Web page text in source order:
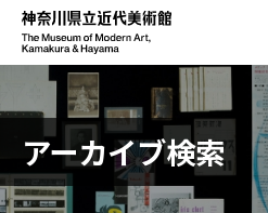
アーカイブ検索